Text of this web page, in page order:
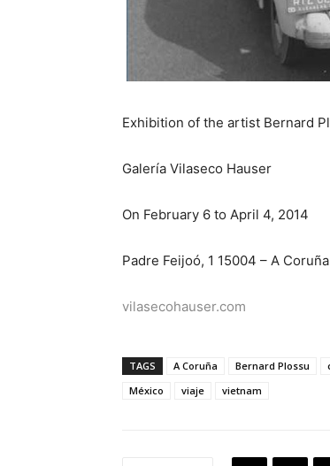
Exhibition of the artist Bernard
Galería Vilaseco Hauser
On February 6 to April 4, 2014
Padre Feijoó, 1 15004 – A Coruña
vilasecohauser.com
TAGS A Coruña Bernard Plossu
México
viaje vietnam